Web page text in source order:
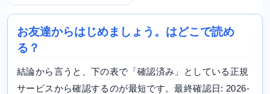
お友達からはじめましょう。はどこで読め
る？
結論から言うと、下の表で「確認済み」としている正規
サービスから確認するのが最短です。最終確認日: 2026-